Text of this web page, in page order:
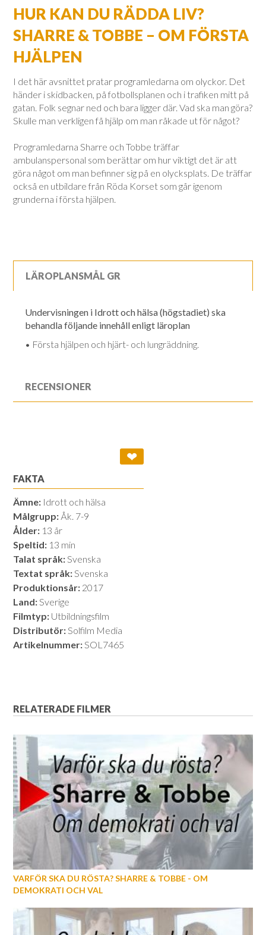
HUR KAN DU RÄDDA LIV?
SHARRE & TOBBE – OM FÖRSTA
HJÄLPEN
I det här avsnittet pratar programledarna om olyckor. Det
händer i skidbacken, på fotbollsplanen och i trafiken mitt på
gatan. Folk segnar ned och bara ligger där. Vad ska man göra?
Skulle man verkligen få hjälp om man råkade ut för något?
Programledarna Sharre och Tobbe träffar
ambulanspersonal som berättar om hur viktigt det är att
göra något om man befinner sig på en olycksplats. De träffar
också en utbildare från Röda Korset som går igenom
grunderna i första hjälpen.
LÄROPLANSMÅL GR
Undervisningen i Idrott och hälsa (högstadiet) ska
behandla följande innehåll enligt läroplan
• Första hjälpen och hjärt- och lungräddning.
RECENSIONER
❤
FAKTA
Ämne: Idrott och hälsa
Målgrupp: Åk. 7-9
Ålder: 13 år
Speltid: 13 min
Talat språk:Svenska
Textat språk:Svenska
Produktionsår: 2017
Land:Sverige
Filmtyp: Utbildningsfilm
Distributör:Solfilm Media
Artikelnummer:SOL7465
RELATERADE FILMER
VARFÖR SKA DU RÖSTA? SHARRE & TOBBE - OM
DEMOKRATI OCH VAL